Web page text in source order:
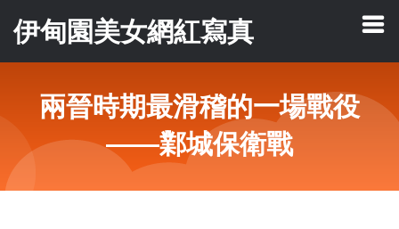
伊甸園美女網紅寫真
兩晉時期最滑稽的一場戰役
——鄴城保衛戰